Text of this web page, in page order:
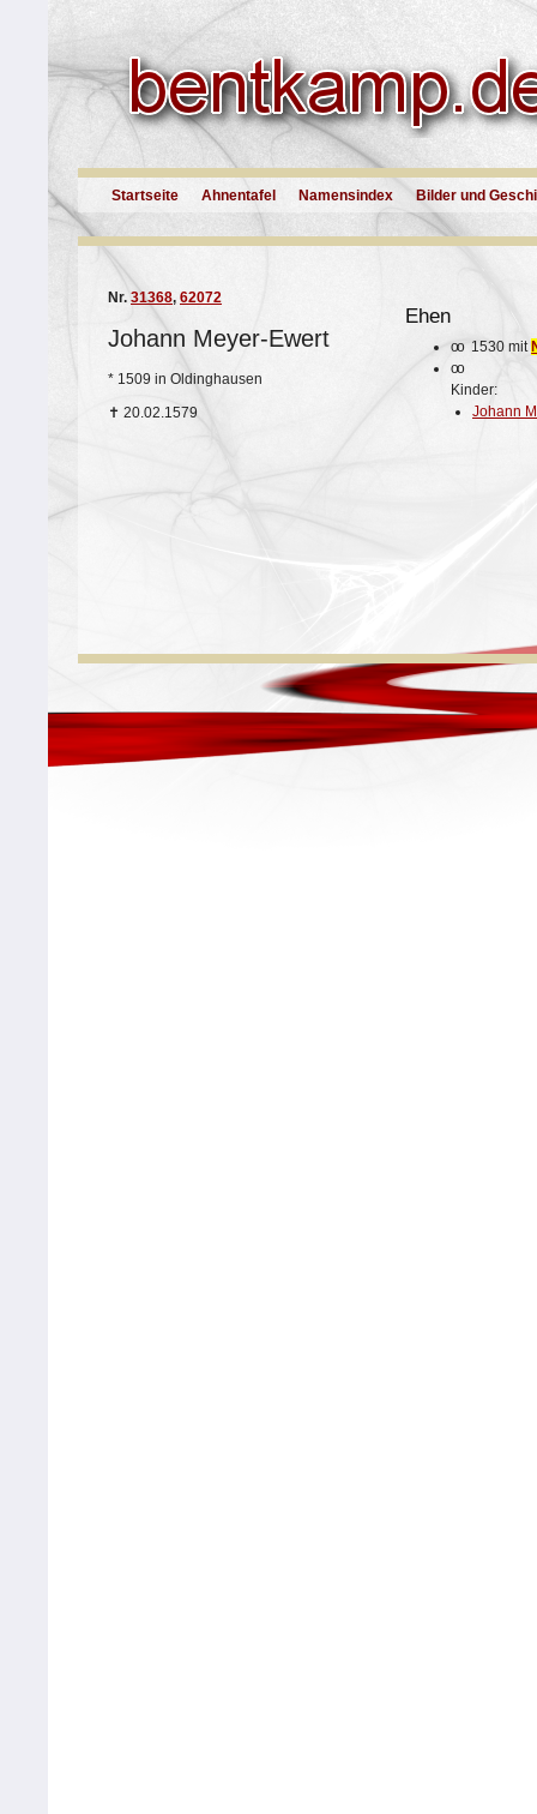
Startseite Ahnentafel Namensindex Bilder und
Nr. 31368, 62072
Johann Meyer-Ewert
* 1509 in Oldinghausen
✝ 20.02.1579
Ehen
oo 1530 mit
oo
Kinder:
Johann